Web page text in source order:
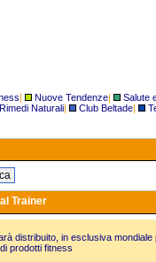
| Nuove Tendenze| Salute
Rimedi Naturali| Club Beltade|
Trainer
distribuito, in esclusiva mondiale
prodotti fitness